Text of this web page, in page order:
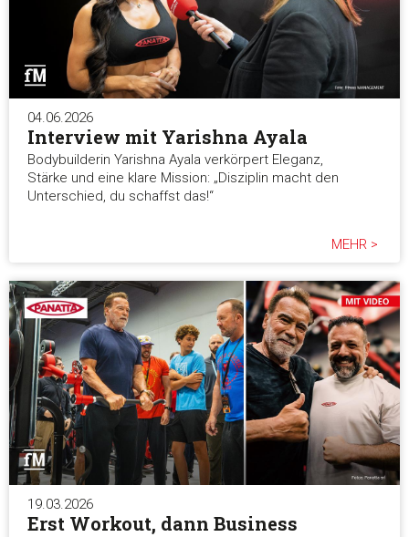
04.06.2026
Interview mit Yarishna Ayala
Bodybuilderin Yarishna Ayala verkörpert Eleganz,
Stärke und eine klare Mission: „Disziplin macht den
Unterschied, du schaffst das!“
MEHR >
19.03.2026
Erst Workout, dann Business